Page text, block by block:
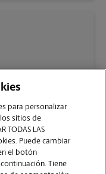
para personalizar
sitios de
TODAS LAS
Puede cambiar
el botón
continuación. Tiene